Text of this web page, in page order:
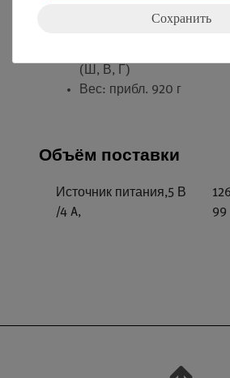
Защита от
(Ш, В, Г)
Вес: прибл. 920 г
Объём поставки
Источник питания,5 В
/4 A,
99
Сохранить